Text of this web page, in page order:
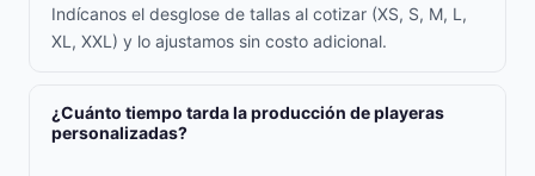
Indícanos el desglose de tallas al cotizar (XS, S, M, L,
XL, XXL) y lo ajustamos sin costo adicional.
¿Cuánto tiempo tarda la producción de playeras
personalizadas?